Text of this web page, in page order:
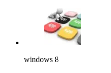
windows 8